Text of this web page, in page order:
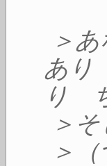
＞
あり
り
＞
＞